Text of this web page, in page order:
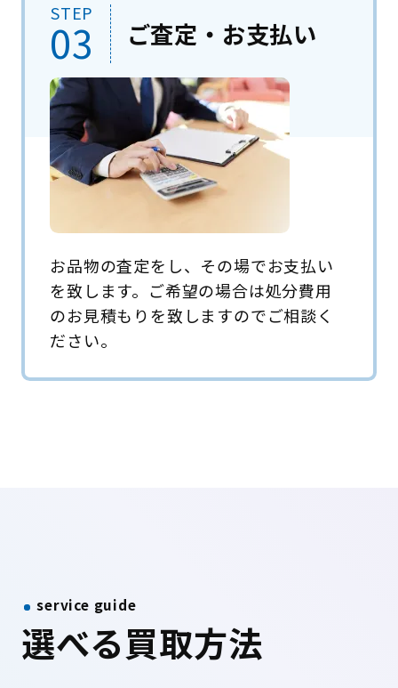
STEP
03 ご査定・お支払い
お品物の査定をし、その場でお支払い
を致します。ご希望の場合は処分費用
のお見積もりを致しますのでご相談く
ださい。
service guide
選べる買取方法